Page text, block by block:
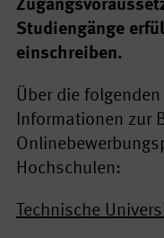
Studiengänge
einschreiben.
Über die
Informationen zur
Hochschulen:
Technische